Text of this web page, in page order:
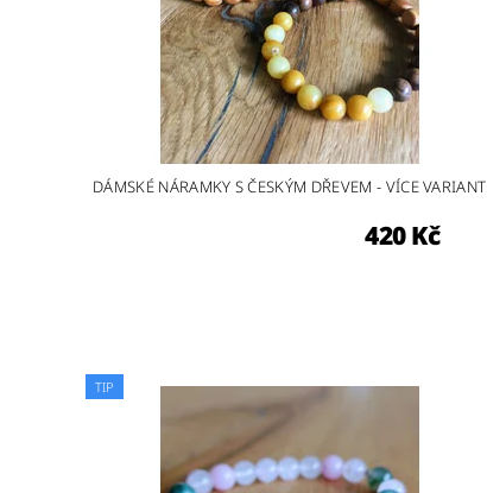
DÁMSKÉ NÁRAMKY S ČESKÝM DŘEVEM - VÍCE VARIANT
420 Kč
TIP